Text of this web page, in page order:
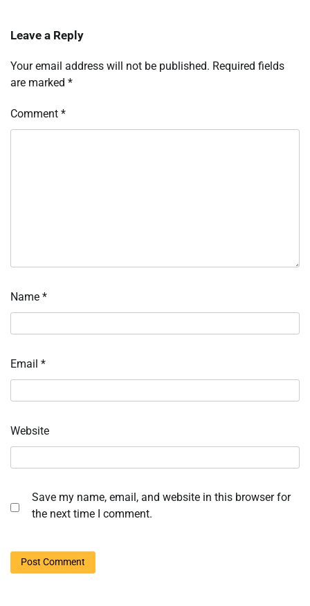
Leave a Reply
Your email address will not be published. Required fields
are marked *
Comment *
Name *
Email *
Website
Save my name, email, and website in this browser for
the next time I comment.